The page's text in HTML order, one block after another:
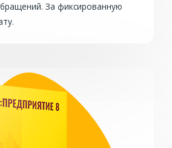
За фиксированную